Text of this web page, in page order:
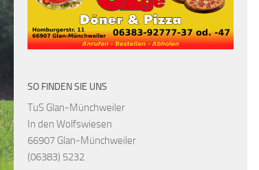
SO FINDEN SIE UNS
TuS Glan-Münchweiler
In den Wolfswiesen
66907 Glan-Münchweiler
(06383) 5232